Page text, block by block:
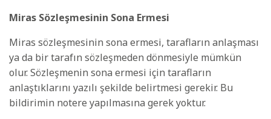
Miras Sözleşmesinin Sona Ermesi
Miras sözleşmesinin sona ermesi, tarafların anlaşması
ya da bir tarafın sözleşmeden dönmesiyle mümkün
olur. Sözleşmenin sona ermesi için tarafların
anlaştıklarını yazılı şekilde belirtmesi gerekir. Bu
bildirimin notere yapılmasına gerek yoktur.